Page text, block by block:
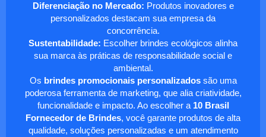
Diferenciação no Mercado: Produtos inovadores e
personalizados destacam sua empresa da
concorrência.
Sustentabilidade: Escolher brindes ecológicos alinha
sua marca às práticas de responsabilidade social e
ambiental.
Os brindes promocionais personalizadossão uma
poderosa ferramenta de marketing, que alia criatividade,
funcionalidade e impacto. Ao escolher a 10 Brasil
Fornecedor de Brindes, você garante produtos de alta
qualidade, soluções personalizadas e um atendimento